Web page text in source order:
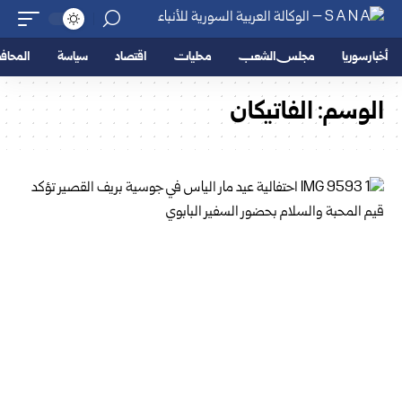
أخبار سوريا مجلس الشعب محليات اقتصاد سياسة
الوسم:الفاتيكان